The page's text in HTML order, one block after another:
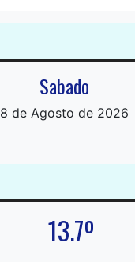
Sabado
8 de Agosto de 2026
13.7º